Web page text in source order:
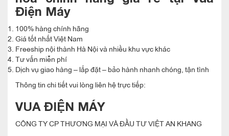
Điện Máy
100% hàng chính hãng
Giá tốt nhất Việt Nam
Freeship nội thành Hà Nội và nhiều khu vực khác
Tư vấn miễn phí
Dịch vụ giao hàng – lắp đặt – bảo hành nhanh chóng, tận tình
Thông tin chi tiết vui lòng liên hệ trực tiếp:
VUA ĐIỆN MÁY
CÔNG TY CP THƯƠNG MẠI VÀ ĐẦU TƯ VIỆT AN KHANG